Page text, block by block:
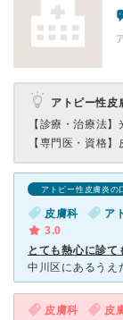
アトピー性皮
【診療・治療法】
【専門医・資格】
アトピー性皮膚炎の
皮膚科 ア
3.0
とても熱心に診て
皮膚科 皮